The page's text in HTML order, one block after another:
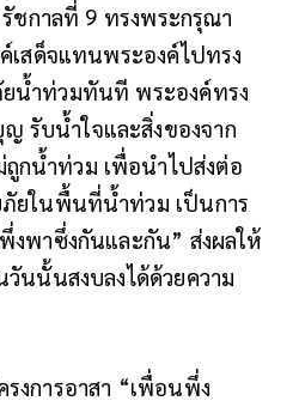
ชกาลที่ 9 ทรงพระกรุณา
เสด็จแทนพระองค์ไปทรง
น้ำท่วมทันที พระองค์ทรง
รับน้ำใจและสิ่งของจาก
กน้ำท่วม เพื่อนำไปส่งต่อ
ยในพื้นที่น้ำท่วม เป็นการ
งพาซึ่งกันและกัน” ส่งผลให้
วันนั้นสงบลงได้ด้วยความ
งการอาสา “เพื่อนพึ่ง